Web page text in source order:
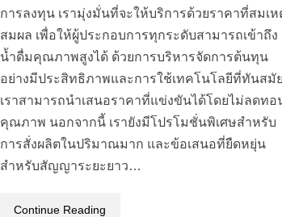
การลงทุน เรามุ่งมั่นที่จะให้บริการด้วยราคาที่สมเห
สมผล เพื่อให้ผู้ประกอบการทุกระดับสามารถเข้าถึง
น้ำดื่มคุณภาพสูงได้ ด้วยการบริหารจัดการต้นทุน
อย่างมีประสิทธิภาพและการใช้เทคโนโลยีที่ทันสมัย
เราสามารถนำเสนอราคาที่แข่งขันได้โดยไม่ลดทอ
คุณภาพ นอกจากนี้ เรายังมีโปรโมชั่นพิเศษสำหรับ
การสั่งผลิตในปริมาณมาก และข้อเสนอที่ยืดหยุ่น
สำหรับสัญญาระยะยาว…
Continue Reading